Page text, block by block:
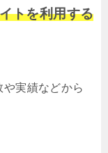
トを利用する
実績などから